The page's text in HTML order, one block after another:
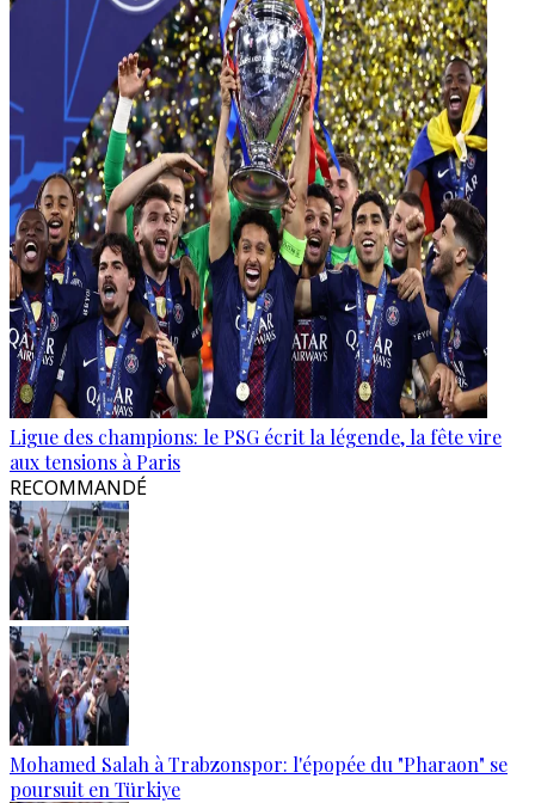
Ligue des champions: le PSG écrit la légende, la fête vire
aux tensions à Paris
RECOMMANDÉ
Mohamed Salah à Trabzonspor: l'épopée du "Pharaon" se
poursuit en Türkiye